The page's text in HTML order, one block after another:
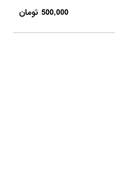
500,000 تومان